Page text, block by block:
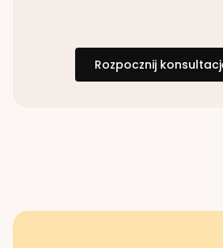
Rozpocznij